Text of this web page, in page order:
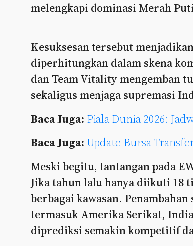
melengkapi dominasi Merah
Kesuksesan tersebut
diperhitungkan dalam skena
dan Team Vitality mengemban
sekaligus menjaga supremasi
Baca Juga: Piala Dunia 2026:
Baca Juga: Update Bursa
Meski begitu, tantangan pada
Jika tahun lalu hanya diikuti 18
berbagai kawasan.
termasuk Amerika Serikat,
diprediksi semakin kompetitif